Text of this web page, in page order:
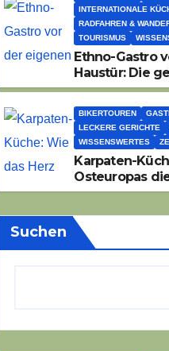
INTERNATIONALE
RADFAHREN &
TOURISMUS
Ethno-Gastro
Haustür: Die
DNA des
BIKERTOUREN
LECKERE GERICHTE
WISSENSWERTES
Karpaten-
Osteuropas
Gastronomie
Suchen